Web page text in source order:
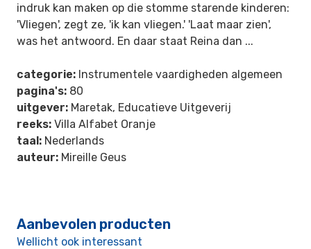
indruk kan maken op die stomme starende kinderen:
'Vliegen', zegt ze, 'ik kan vliegen.' 'Laat maar zien',
was het antwoord. En daar staat Reina dan ...
categorie: Instrumentele vaardigheden algemeen
pagina's: 80
uitgever: Maretak, Educatieve Uitgeverij
reeks: Villa Alfabet Oranje
taal: Nederlands
auteur: Mireille Geus
Aanbevolen producten
Wellicht ook interessant